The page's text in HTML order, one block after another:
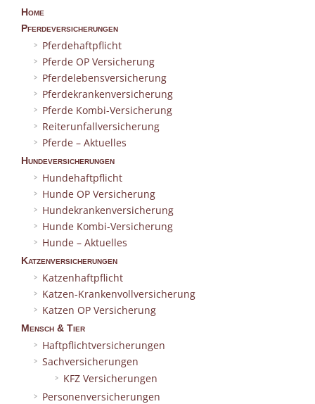
Home
Pferdeversicherungen
Pferdehaftpflicht
Pferde OP Versicherung
Pferdelebensversicherung
Pferdekrankenversicherung
Pferde Kombi-Versicherung
Reiterunfallversicherung
Pferde – Aktuelles
Hundeversicherungen
Hundehaftpflicht
Hunde OP Versicherung
Hundekrankenversicherung
Hunde Kombi-Versicherung
Hunde – Aktuelles
Katzenversicherungen
Katzenhaftpflicht
Katzen-Krankenvollversicherung
Katzen OP Versicherung
Mensch & Tier
Haftpflichtversicherungen
Sachversicherungen
KFZ Versicherungen
Personenversicherungen